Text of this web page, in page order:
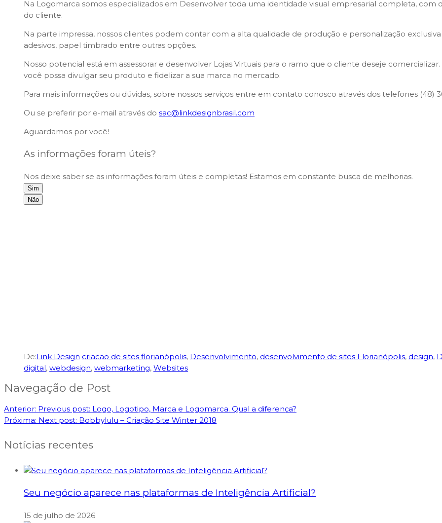
Na Logomarca somos especializados em Desenvolver toda uma identidade visual empresarial completa, com
do cliente.
Na parte impressa, nossos clientes podem contar com a alta qualidade de produção e personalização
adesivos, papel timbrado entre outras opções.
Nosso potencial está em assessorar e desenvolver Lojas Virtuais para o ramo que o cliente deseje
você possa divulgar seu produto e fidelizar a sua marca no mercado.
Para mais informações ou dúvidas, sobre nossos serviços entre em contato conosco através dos telefones (48)
Ou se preferir por e-mail através do sac@linkdesignbrasil.com
Aguardamos por você!
As informações foram úteis?
Nos deixe saber se as informações foram úteis e completas! Estamos em constante busca de melhorias.
Sim
Não
De:Link Design criacao de sites florianópolis, Desenvolvimento, desenvolvimento de sites Florianópolis, design,
digital, webdesign, webmarketing, Websites
Navegação de Post
Anterior: Previous post: Logo, Logotipo, Marca e Logomarca. Qual a diferença?
Próxima: Next post: Bobbylulu – Criação Site Winter 2018
Notícias recentes
Seu negócio aparece nas plataformas de Inteligência Artificial?
15 de julho de 2026